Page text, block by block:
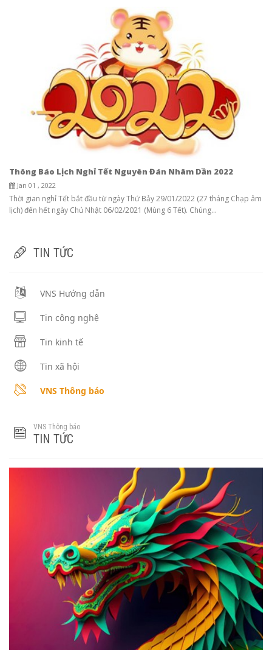
Thông Báo Lịch Nghỉ Tết Nguyên Đán Nhâm Dần 2022
Jan 01 , 2022
Thời gian nghỉ Tết bắt đầu từ ngày Thứ Bảy 29/01/2022 (27 tháng Chạp âm
lịch) đến hết ngày Chủ Nhật 06/02/2021 (Mùng 6 Tết). Chúng...
TIN TỨC
VNS Hướng dẫn
Tin công nghệ
Tin kinh tế
Tin xã hội
VNS Thông báo
VNS Thông báo
TIN TỨC